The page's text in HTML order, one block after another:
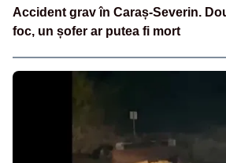
Accident grav în Caraș-Severin.
foc, un șofer ar putea fi mort